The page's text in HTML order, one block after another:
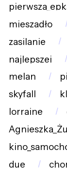
mieszadło
zasilanie
najlepszej
melan
skyfall
lorraine
due